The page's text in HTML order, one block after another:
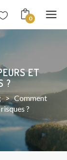
0
ET
?
> Comment
?